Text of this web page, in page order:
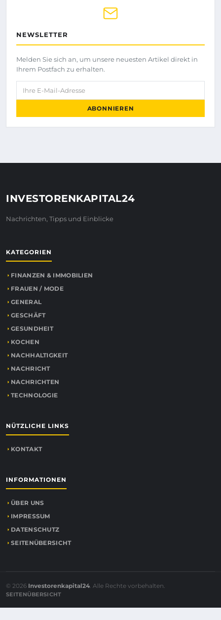
NEWSLETTER
Melden Sie sich an, um unsere neuesten Artikel direkt in
Ihrem Postfach zu erhalten.
Ihre E-Mail-Adresse
ABONNIEREN
INVESTORENKAPITAL24
Nachrichten, Tipps und Einblicke
KATEGORIEN
FINANZEN & IMMOBILIEN
FRAUEN / MODE
GENERAL
GESCHÄFT
GESUNDHEIT
KOCHEN
NACHHALTIGKEIT
NACHRICHT
NACHRICHTEN
TECHNOLOGIE
NÜTZLICHE LINKS
KONTAKT
INFORMATIONEN
ÜBER UNS
IMPRESSUM
DATENSCHUTZ
SEITENÜBERSICHT
© 2026 Investorenkapital24. Alle Rechte vorbehalten.
SEITENÜBERSICHT